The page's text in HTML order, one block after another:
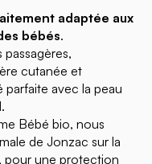
adaptée aux
bébés.
cutanée et
avec la peau
Bébé bio, nous
de Jonzac sur la
pour une protection